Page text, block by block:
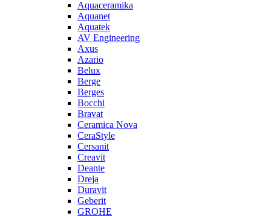
Aquaceramika
Aquanet
Aquatek
AV Engineering
Axus
Azario
Belux
Berge
Berges
Bocchi
Bravat
Ceramica Nova
CeraStyle
Cersanit
Creavit
Deante
Dreja
Duravit
Geberit
GROHE